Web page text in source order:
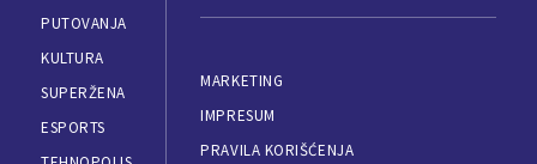
PUTOVANJA
KULTURA
SUPERŽENA
ESPORTS
MARKETING
IMPRESUM
PRAVILA KORIŠĆENJA